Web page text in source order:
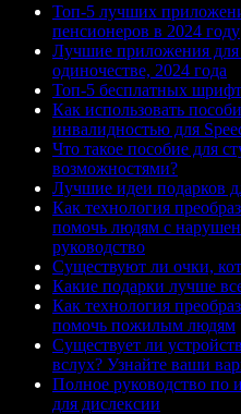
Топ-5 лучших
пенсионеров в 2024 году
Лучшие приложения
одиночестве, 2024 года
Топ-5 бесплатных
Как использовать
инвалидностью для
Что такое пособие для
возможностями?
Лучшие идеи подарков
Как технология
помочь людям с
руководство
Существуют ли очки,
Какие подарки лучше
Как технология
помочь пожилым людям
Существует ли
вслух? Узнайте ваши
Полное руководство по
для дислексии